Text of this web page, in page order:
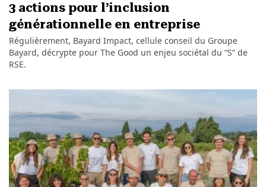
3 actions pour l’inclusion
générationnelle en entreprise
Régulièrement, Bayard Impact, cellule conseil du Groupe
Bayard, décrypte pour The Good un enjeu sociétal du “S” de
RSE.